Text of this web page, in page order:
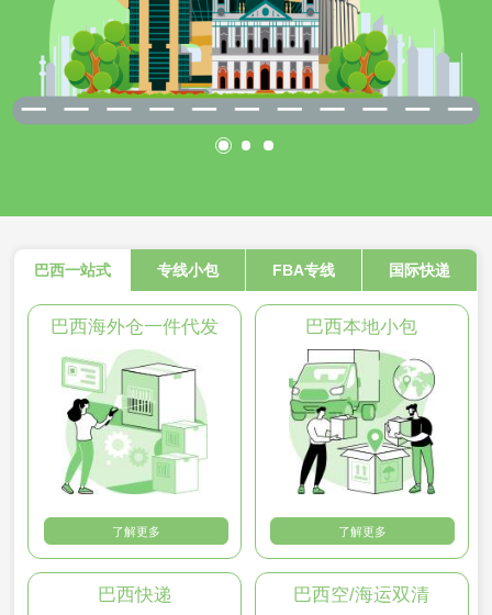
巴西一站式 专线小包 FBA专线 国际快递
巴西海外仓一件代发
了解更多
巴西本地小包
了解更多
巴西快递 巴西空/海运双清